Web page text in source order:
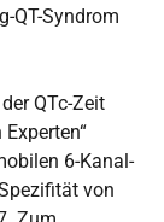
QT-Syndrom
QTc-Zeit
6-Kanal-
von